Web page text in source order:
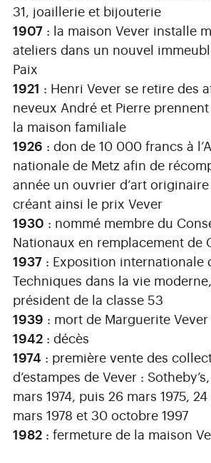
31, joaillerie et bijouterie
1907: la maison Vever installe
ateliers dans un nouvel
Paix
1921 : Henri Vever se retire des
neveux André et Pierre
la maison familiale
1926 : don de 10 000 francs à
nationale de Metz afin de
année un ouvrier d’art
créant ainsi le prix Vever
1930 : nommé membre du
Nationaux en remplacement de
1937: Exposition internationale
Techniques dans la vie
président de la classe 53
1939 : mort de Marguerite Vever
1942: décès
1974 : première vente des
d’estampes de Vever :
mars 1974, puis 26 mars 1975, 24
mars 1978 et 30 octobre 1997
1982: fermeture de la maison